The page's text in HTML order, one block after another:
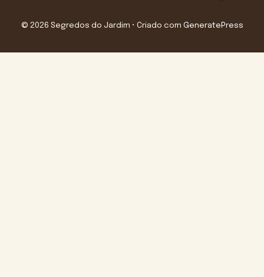
© 2026 Segredos do Jardim • Criado com GeneratePress